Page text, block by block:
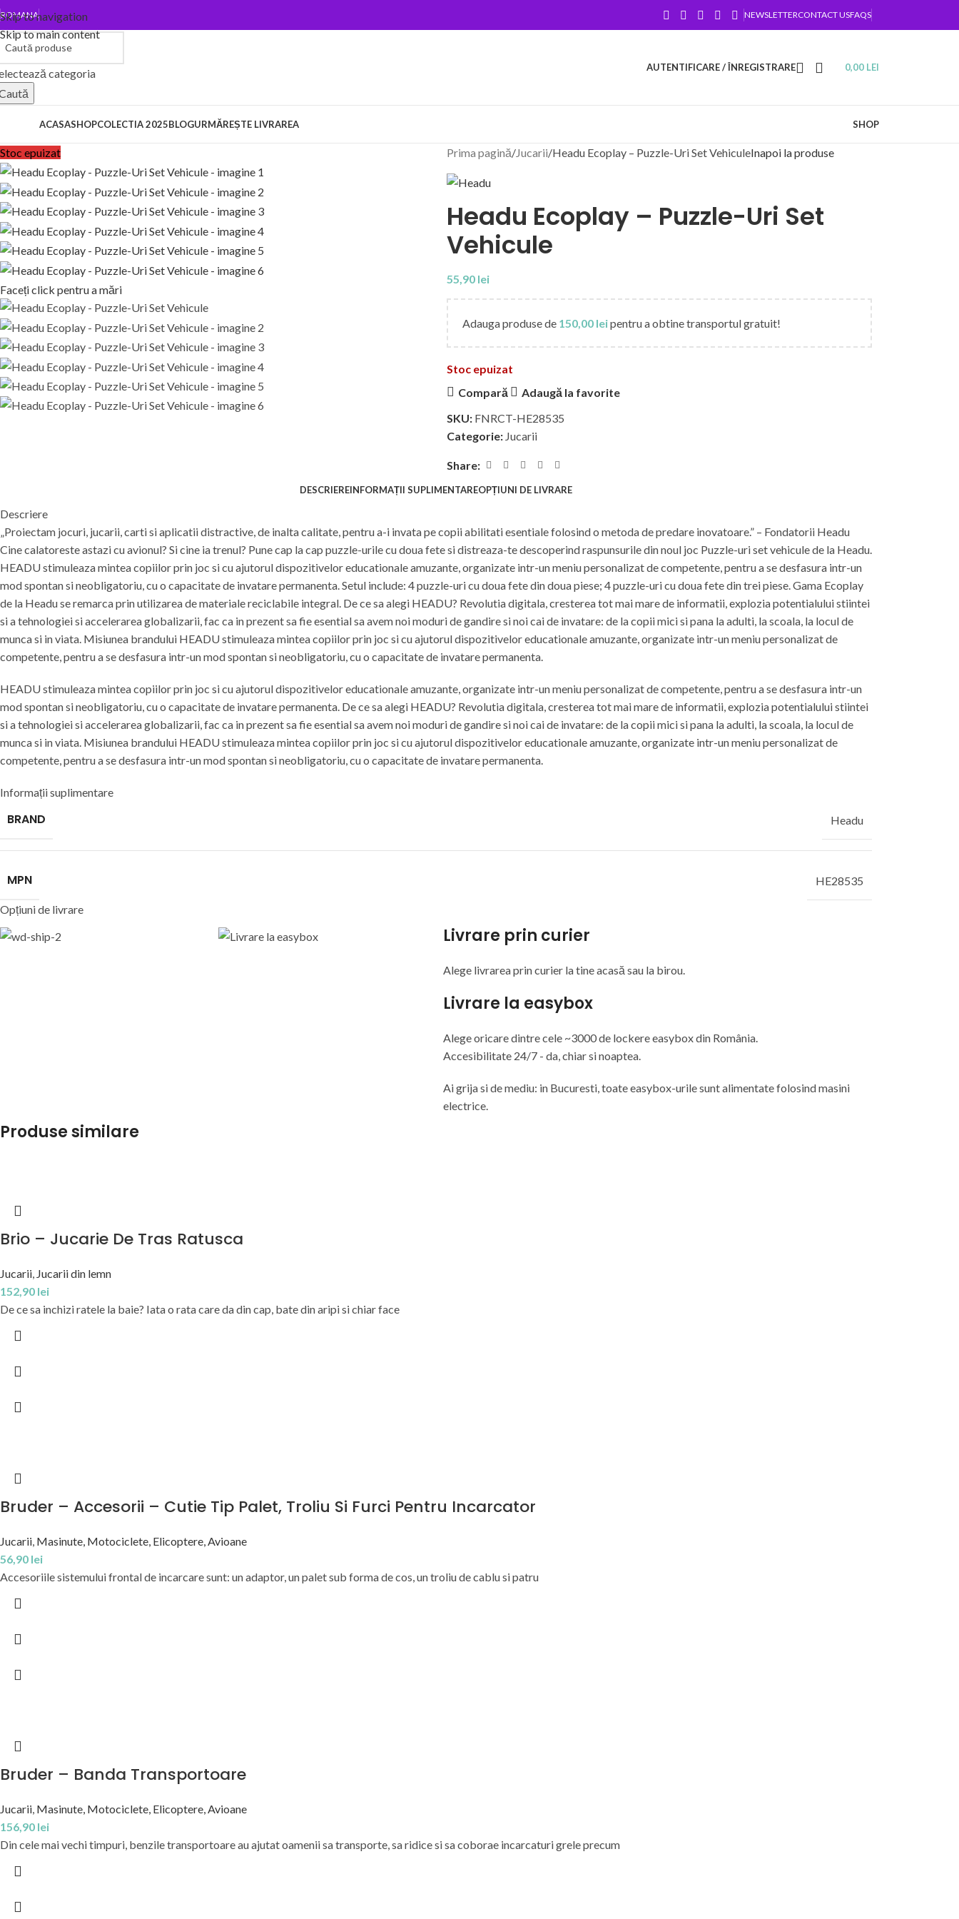
Skip to navigation
Skip to main content
ROMANA NEWSLETTERCONTACT USFAQS
categoria
AUTENTIFICARE / ÎNREGISTRARE 0,00 LEI
ACASASHOPCOLECTIA 2025BLOGURMĂREȘTE LIVRAREA SHOP
Stoc epuizat
Faceți click pentru a mări
Prima pagină Jucarii Headu Ecoplay – Puzzle-Uri Set VehiculeInapoi la produse
Headu Ecoplay – Puzzle-Uri Set
Vehicule
55,90 lei
Adauga produse de 150,00 leipentru a obtine transportul gratuit!
Stoc epuizat
Compară
Adaugă la favorite
SKU: FNRCT-HE28535
Categorie: Jucarii
Share:
DESCRIEREINFORMAȚII SUPLIMENTAREOPȚIUNI DE LIVRARE
Descriere
„Proiectam jocuri, jucarii, carti si aplicatii distractive, de inalta calitate, pentru a-i invata pe copii abilitati esentiale folosind o metoda de predare inovatoare.” – Fondatorii Headu
Cine calatoreste astazi cu avionul? Si cine ia trenul? Pune cap la cap puzzle-urile cu doua fete si distreaza-te descoperind raspunsurile din noul joc Puzzle-uri set vehicule de la Headu.
HEADU stimuleaza mintea copiilor prin joc si cu ajutorul dispozitivelor educationale amuzante, organizate intr-un meniu personalizat de competente, pentru a se desfasura intr-un
mod spontan si neobligatoriu, cu o capacitate de invatare permanenta. Setul include: 4 puzzle-uri cu doua fete din doua piese; 4 puzzle-uri cu doua fete din trei piese. Gama Ecoplay
de la Headu se remarca prin utilizarea de materiale reciclabile integral. De ce sa alegi HEADU? Revolutia digitala, cresterea tot mai mare de informatii, explozia potentialului stiintei
si a tehnologiei si accelerarea globalizarii, fac ca in prezent sa fie esential sa avem noi moduri de gandire si noi cai de invatare: de la copii mici si pana la adulti, la scoala, la locul de
munca si in viata. Misiunea brandului HEADU stimuleaza mintea copiilor prin joc si cu ajutorul dispozitivelor educationale amuzante, organizate intr-un meniu personalizat de
competente, pentru a se desfasura intr-un mod spontan si neobligatoriu, cu o capacitate de invatare permanenta.
HEADU stimuleaza mintea copiilor prin joc si cu ajutorul dispozitivelor educationale amuzante, organizate intr-un meniu personalizat de competente, pentru a se desfasura intr-un
mod spontan si neobligatoriu, cu o capacitate de invatare permanenta. De ce sa alegi HEADU? Revolutia digitala, cresterea tot mai mare de informatii, explozia potentialului stiintei
si a tehnologiei si accelerarea globalizarii, fac ca in prezent sa fie esential sa avem noi moduri de gandire si noi cai de invatare: de la copii mici si pana la adulti, la scoala, la locul de
munca si in viata. Misiunea brandului HEADU stimuleaza mintea copiilor prin joc si cu ajutorul dispozitivelor educationale amuzante, organizate intr-un meniu personalizat de
competente, pentru a se desfasura intr-un mod spontan si neobligatoriu, cu o capacitate de invatare permanenta.
Informații suplimentare
BRAND Headu
MPN HE28535
Opțiuni de livrare
Livrare prin curier
Alege livrarea prin curier latineacasă sau la birou.
Livrare la easybox
Alege oricare dintre cele ~3000 de lockere easybox din România.
Accesibilitate 24/7 - da, chiar si noaptea.
Ai grija si de mediu: in Bucuresti, toate easybox-urile sunt alimentate folosind masini
electrice.
Produse similare
Brio – Jucarie De Tras Ratusca
Jucarii, Jucarii din lemn
152,90 lei
De ce sa inchizi ratele la baie? Iata o rata care da din cap, bate din aripi si chiar face
Bruder – Accesorii – Cutie Tip Palet, Troliu Si Furci Pentru Incarcator
Jucarii, Masinute, Motociclete, Elicoptere, Avioane
56,90 lei
Accesoriile sistemului frontal de incarcare sunt: un adaptor, un palet sub forma de cos, un troliu de cablu si patru
Bruder – Banda Transportoare
Jucarii, Masinute, Motociclete, Elicoptere, Avioane
156,90 lei
Din cele mai vechi timpuri, benzile transportoare au ajutat oamenii sa transporte, sa ridice si sa coborae incarcaturi grele precum